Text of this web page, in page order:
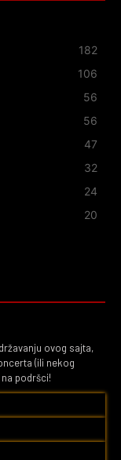
182
106
56
56
47
32
24
20
ovog sajta,
(ili nekog
podršci!